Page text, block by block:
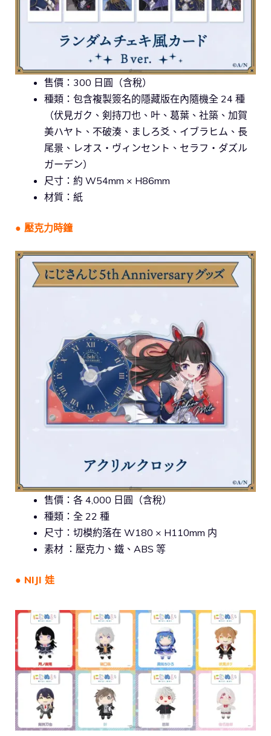
售價：300 日圓（含稅）
種類：包含複製簽名的隱藏版在內隨機全 24 種
（伏見ガク、剣持刀也、叶、葛葉、社築、加賀
美ハヤト、不破湊、ましろ爻、イブラヒム、長
尾景、レオス・ヴィンセント、セラフ・ダズル
ガーデン）
尺寸：約 W54mm × H86mm
材質：紙
● 壓克力時鐘
售價：各 4,000 日圓（含稅）
種類：全 22 種
尺寸：切模約落在 W180 × H110mm 内
素材 ：壓克力、鐵、ABS 等
● NIJI 娃